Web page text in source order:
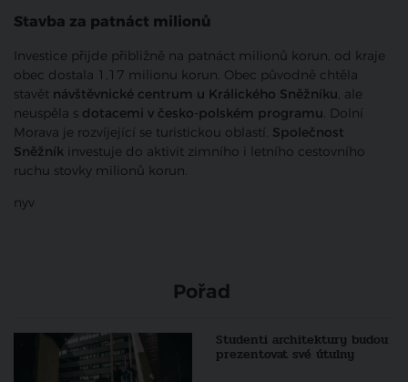
Stavba za patnáct milionů
Investice přijde přibližně na patnáct milionů korun, od kraje
obec dostala 1,17 milionu korun. Obec původně chtěla
stavět návštěvnické centrum u Králického Sněžníku, ale
neuspěla s dotacemi v česko-polském programu. Dolní
Morava je rozvíjející se turistickou oblastí. Společnost
Sněžník investuje do aktivit zimního i letního cestovního
ruchu stovky milionů korun.
nyv
Pořad
Studenti architektury budou
prezentovat své útulny